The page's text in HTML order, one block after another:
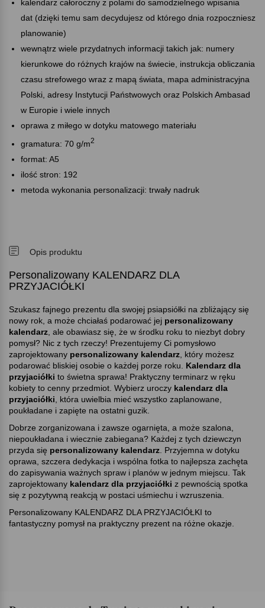
kalendarz całoroczny z polami do samodzielnego wpisania
dat (dzięki temu sam decydujesz od którego dnia rozpoczniesz
planowanie)
wewnątrz wiele przydatnych informacji takich jak: numery
kierunkowe do różnych krajów na świecie, instrukcja obliczania
czasu strefowego wraz z mapą świata, mapa administracyjna
Polski, adresy Instytucji Państwowych oraz Polskich Ambasad
w Europie i wiele innych
oprawa z miłego w dotyku matowego materiału
gramatura: 70 g/m2
format: A5
ilość stron: 192
metoda wykonania personalizacji: trwały nadruk
Opis produktu
Personalizowany KALENDARZ DLA
PRZYJACIÓŁKI
Szukasz fajnego prezentu dla swojej psiapsiółki na zbliżający się
nowy rok, a może chciałaś podarować jej personalizowany
kalendarz , ale obawiasz się, że w środku roku to niezbyt dobry
pomysł? Nic z tych rzeczy! Prezentujemy Ci pomysłowo
zaprojektowany personalizowany kalendarz , który możesz
podarować bliskiej osobie o każdej porze roku. Kalendarz dla
przyjaciółki to świetna sprawa! Praktyczny terminarz w ręku
kobiety to cenny przedmiot. Wybierz uroczy kalendarz dla
przyjaciółki , która uwielbia mieć wszystko zaplanowane,
poukładane i zapięte na ostatni guzik.
Dobrze zorganizowana i zawsze ogarnięta, a może szalona,
niepoukładana i wiecznie zabiegana? Każdej z tych dziewczyn
przyda się personalizowany kalendarz . Przyjemna w dotyku
oprawa, szczera dedykacja i wspólna fotka to najlepsza zachęta
do zapisywania ważnych spraw i planów w jednym miejscu. Tak
zaprojektowany kalendarz dla przyjaciółki z pewnością spotka
się z pozytywną reakcją w postaci uśmiechu i wzruszenia.
Personalizowany KALENDARZ DLA PRZYJACIÓŁKI to
fantastyczny pomysł na praktyczny prezent na różne okazje.